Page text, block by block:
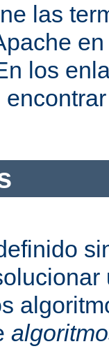
las
los